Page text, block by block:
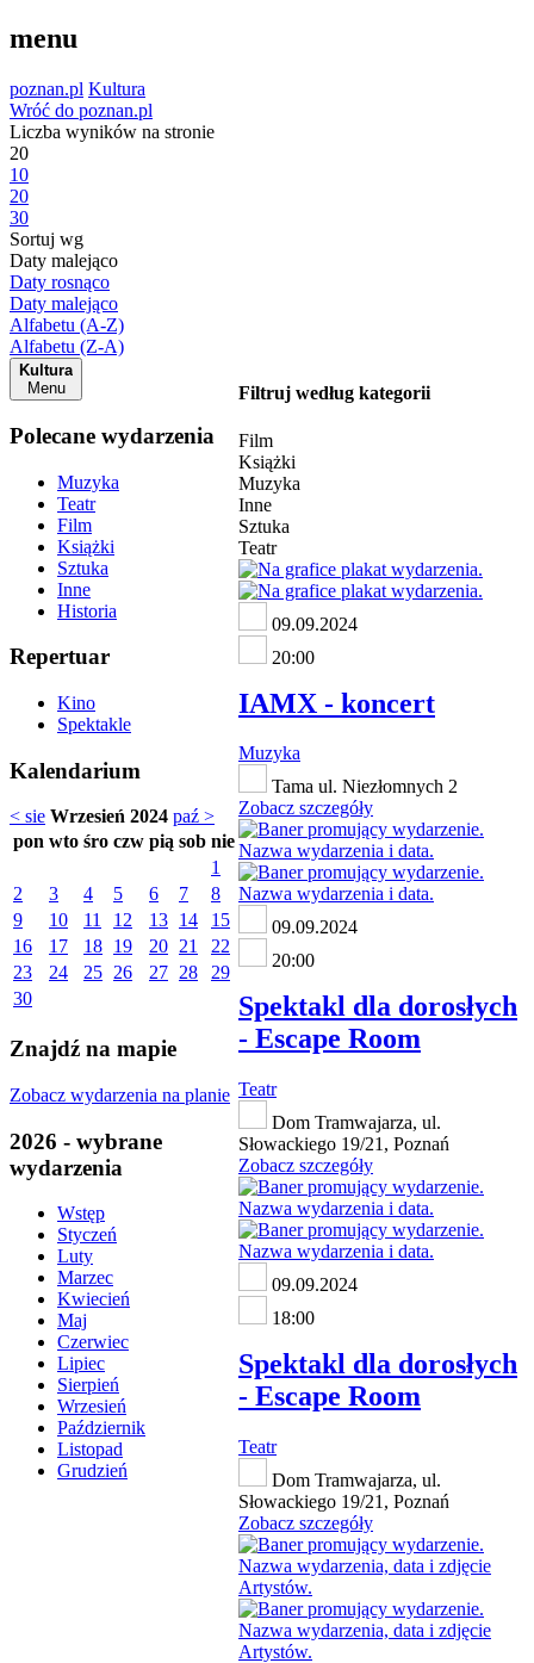
menu
poznan.pl Kultura
Wróć do poznan.pl
Liczba wyników na stronie
20
10
20
30
Sortuj wg
Daty malejąco
Daty rosnąco
Daty malejąco
Alfabetu (A-Z)
Alfabetu (Z-A)
Kultura
Menu
Polecane wydarzenia
Muzyka
Teatr
Film
Książki
Sztuka
Inne
Historia
Repertuar
Kino
Spektakle
Kalendarium
< sie Wrzesień 2024 paź >
pon wto śro czw pią sob nie
1
2
3 4 5 6 7
8
9
10 11 12 13 14
15
16
17 18 19 20 21
22
23
24 25 26 27 28
29
30
Znajdź na mapie
Zobacz wydarzenia na planie
2026 - wybrane
wydarzenia
Wstęp
Styczeń
Luty
Marzec
Kwiecień
Maj
Czerwiec
Lipiec
Sierpień
Wrzesień
Październik
Listopad
Grudzień
Filtruj według kategorii
Film
Książki
Muzyka
Inne
Sztuka
Teatr
09.09.2024
20:00
IAMX - koncert
Muzyka
Tama ul. Niezłomnych 2
Zobacz szczegóły
09.09.2024
20:00
Spektakl dla dorosłych
- Escape Room
Teatr
Dom Tramwajarza, ul.
Słowackiego 19/21, Poznań
Zobacz szczegóły
09.09.2024
18:00
Spektakl dla dorosłych
- Escape Room
Teatr
Dom Tramwajarza, ul.
Słowackiego 19/21, Poznań
Zobacz szczegóły